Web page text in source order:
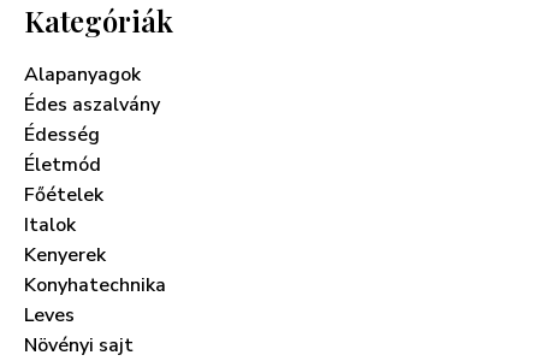
Kategóriák
Alapanyagok
Édes aszalvány
Édesség
Életmód
Főételek
Italok
Kenyerek
Konyhatechnika
Leves
Növényi sajt